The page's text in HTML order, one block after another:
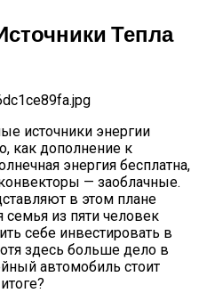
Тепла
источники энергии
как дополнение к
энергия бесплатна,
— заоблачные.
в этом плане
семья из пяти человек
себе инвестировать в
здесь больше дело в
автомобиль стоит